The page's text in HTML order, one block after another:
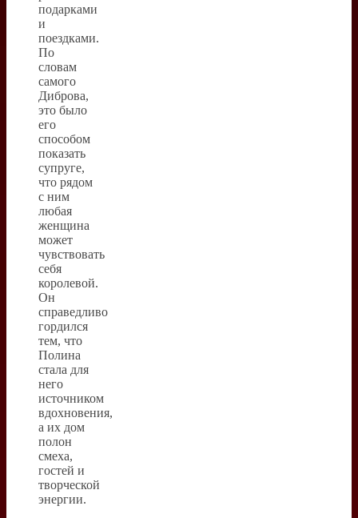
подарками
и
поездками.
По
словам
самого
Диброва,
это было
его
способом
показать
супруге,
что рядом
с ним
любая
женщина
может
чувствовать
себя
королевой.
Он
справедливо
гордился
тем, что
Полина
стала для
него
источником
вдохновения,
а их дом
полон
смеха,
гостей и
творческой
энергии.